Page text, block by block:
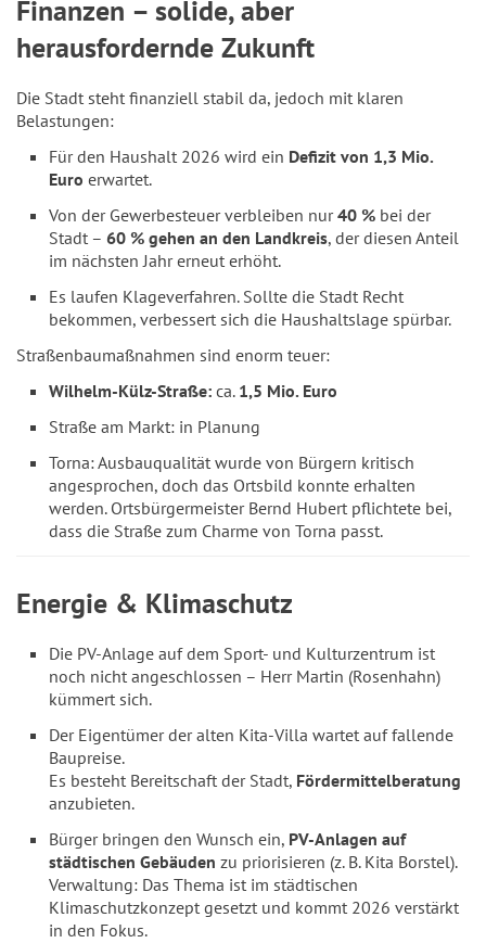
Finanzen – solide, aber
herausfordernde Zukunft
Die Stadt steht finanziell stabil da, jedoch mit klaren
Belastungen:
Für den Haushalt 2026 wird ein Defizit von 1,3 Mio.
Euro erwartet.
Von der Gewerbesteuer verbleiben nur40 % bei der
Stadt – 60 % gehen an den Landkreis, der diesen Anteil
im nächsten Jahr erneut erhöht.
Es laufen Klageverfahren. Sollte die Stadt Recht
bekommen, verbessert sich die Haushaltslage spürbar.
Straßenbaumaßnahmen sind enorm teuer:
Wilhelm-Külz-Straße: ca. 1,5 Mio. Euro
Straße am Markt: in Planung
Torna: Ausbauqualität wurde von Bürgern kritisch
angesprochen, doch das Ortsbild konnte erhalten
werden. Ortsbürgermeister Bernd Hubert pflichtete bei,
dass die Straße zum Charme von Torna passt.
Energie & Klimaschutz
Die PV-Anlage auf dem Sport- und Kulturzentrum ist
noch nicht angeschlossen – Herr Martin (Rosenhahn)
kümmert sich.
Der Eigentümer der alten Kita-Villa wartet auf fallende
Baupreise.
Es besteht Bereitschaft der Stadt, Fördermittelberatung
anzubieten.
Bürger bringen den Wunsch ein, PV-Anlagen auf
städtischen Gebäuden zu priorisieren (z. B. Kita Borstel).
Verwaltung: Das Thema ist im städtischen
Klimaschutzkonzept gesetzt und kommt 2026 verstärkt
in den Fokus.